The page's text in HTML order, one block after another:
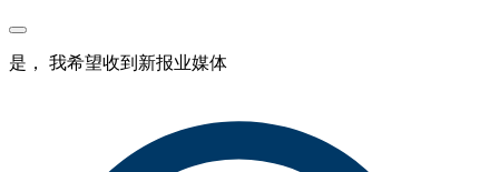
是， 我希望收到新报业媒体